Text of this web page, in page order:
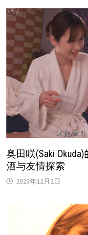
奥田咲(Saki
酒与友情探索
2023年12月2日